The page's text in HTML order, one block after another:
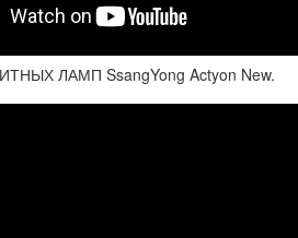
ЛАМП SsangYong Actyon New.